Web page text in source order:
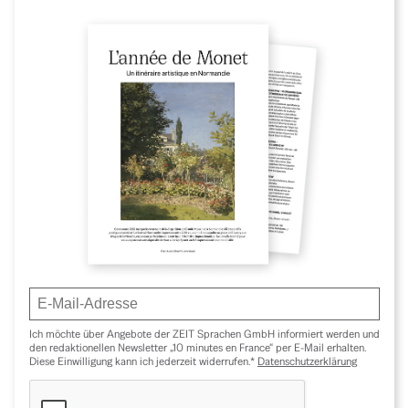
Ich möchte über Angebote der ZEIT Sprachen GmbH informiert werden und
den redaktionellen Newsletter „10 minutes en France“ per E-Mail erhalten.
Diese Einwilligung kann ich jederzeit widerrufen.* Datenschutzerklärung